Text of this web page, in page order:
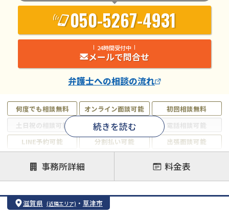
何度でも相談無料 オンライン面談可能
初回相談無料
土日祝の相談可能
19時以降電話可能
電話相談可能
LINE予約可能
分割払い可能
出張面談可能
借金返済相談・交渉
自己破産
任意整理
個人再生
時効援用
続きを読む
050-5267-4931
24時間受付中
メールで問合せ
弁護士への相談の流れ
事務所詳細 料金表
滋賀県 (近隣エリア) ・ 草津市